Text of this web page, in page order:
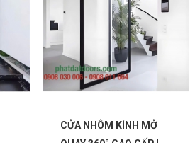
CỬA NHÔM KÍNH MỞ